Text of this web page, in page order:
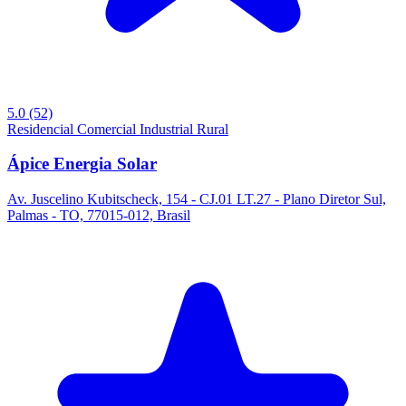
5.0 (52)
Residencial Comercial Industrial Rural
Ápice Energia Solar
Av. Juscelino Kubitscheck, 154 - CJ.01 LT.27 - Plano Diretor Sul,
Palmas - TO, 77015-012, Brasil